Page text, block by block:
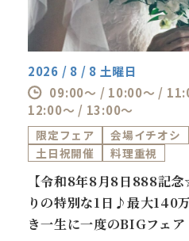
2026 / 8 / 8 土曜日
09:00～ / 10:00～ /
12:00～ / 13:00～
限定フェア
会場イチオシ
土日祝開催
料理重視
【令和8年8月8日888記
りの特別な1日♪最大140
き一生に一度のBIGフェア